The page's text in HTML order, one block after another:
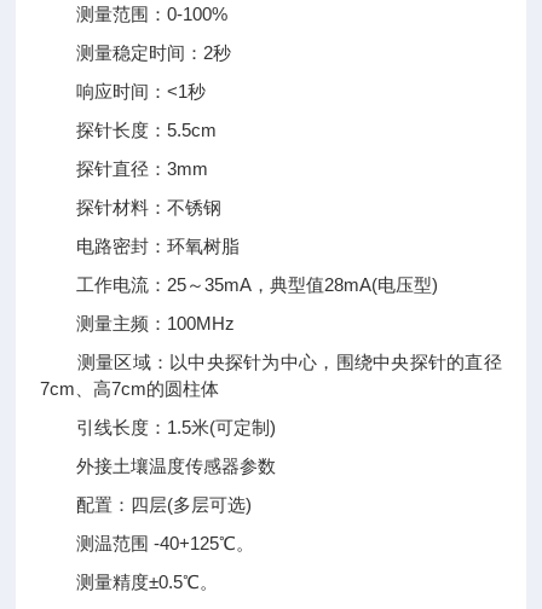
测量范围：0-100%
测量稳定时间：2秒
响应时间：<1秒
探针长度：5.5cm
探针直径：3mm
探针材料：不锈钢
电路密封：环氧树脂
工作电流：25～35mA，典型值28mA(电压型)
测量主频：100MHz
测量区域：以中央探针为中心，围绕中央探针的直径
7cm、高7cm的圆柱体
引线长度：1.5米(可定制)
外接土壤温度传感器参数
配置：四层(多层可选)
测温范围 -40+125℃。
测量精度±0.5℃。